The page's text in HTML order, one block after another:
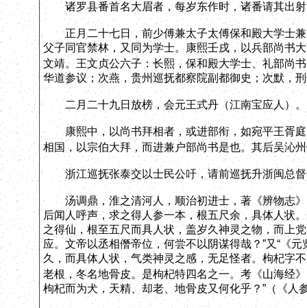
诸罗县番首名大眉者，每岁东作时，诸番请其出射
正月二十七日，前少傅兼太子太傅保和殿大学士兼
父子同官禁林，又同为学士。康熙壬戌，以兵部尚书
文靖。王文贞公六子：长熙，保和殿大学士、礼部尚
华道参议；次燕，贵州巡抚都察院副都御史；次默，
二月二十九日放榜，会元王式丹（江南宝应人）。
康熙中，以尚书拜相者，或进部衔，如宛平王胥庭
相国，以宗伯大拜，而进兼户部尚书是也。其后吴沁
浙江巡抚张泰交以士民公吁，请前巡抚升浙闽总督
汤调鼎，淮之清河人，顺治初进士，著《辨物志》
后闻人呼声，求之得人参一本，根五尺余，具体人状
之得仙，根至五尺而具人状，盖岁久神灵之物，而上
应。文帝以丞相僭帝位，何尝不以阴谋得哉？”又“《
久，而具体人状，气类神灵之感，无足怪者。枸杞字
老根，冬名地骨皮。是枸杞特四名之一。考《山海经
枸杞而为犬，天精、却老、地骨皮又何化乎？”（《人